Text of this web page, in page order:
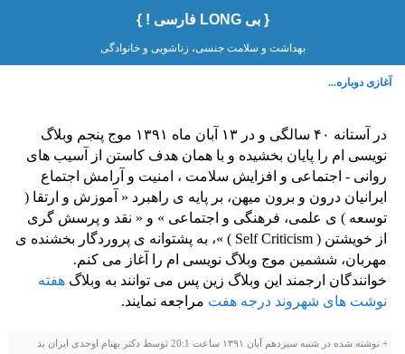
{ بی LONG فارسی ! }
بهداشت و سلامت جنسی، زناشویی و خانوادگی
آغازی دوباره...
در آستانه ۴۰ سالگی و در ۱۳ آبان ماه ۱۳۹۱ موج پنجم وبلاگ
نویسی ام را پایان بخشیده و با همان هدف کاستن از آسیب های
روانی - اجتماعی و افزایش سلامت ، امنیت و آرامش اجتماع
ایرانیان درون و برون میهن، بر پایه ی راهبرد « آموزش و ارتقا (
توسعه ) ی علمی، فرهنگی و اجتماعی » و « نقد و پرسش گری
از خویشتن ( Self Criticism ) »، به پشتوانه ی پروردگار بخشنده ی
مهربان، ششمین موج وبلاگ نویسی ام را آغاز می کنم.
خوانندگان ارجمند این وبلاگ زین پس می توانند به وبلاگ هفته
نوشت های شهروند درجه هفت مراجعه نمایند.
+
نوشته شده در شنبه سیزدهم آبان ۱۳۹۱ ساعت 20:1 توسط دکتر بهنام اوحدی ایران بد